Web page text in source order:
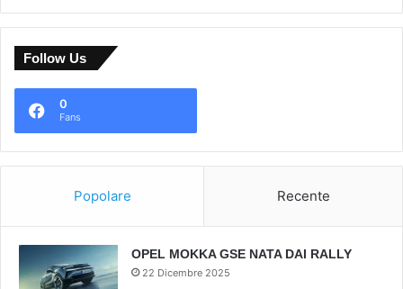
Follow Us
0
Fans
Popolare Recente
OPEL MOKKA GSE NATA DAI RALLY
22 Dicembre 2025